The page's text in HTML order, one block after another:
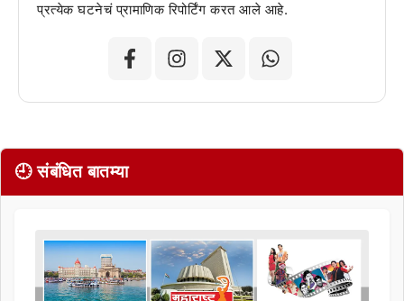
प्रत्येक घटनेचं प्रामाणिक रिपोर्टिंग करत आले आहे.
🕘 संबंधित बातम्या